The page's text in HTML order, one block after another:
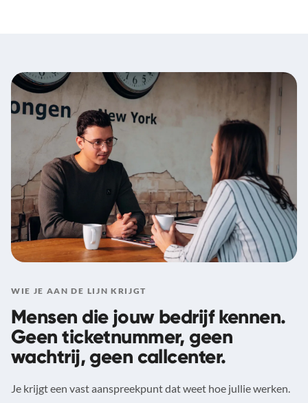
WIE JE AAN DE LIJN KRIJGT
Mensen die jouw bedrijf kennen.
Geen ticketnummer, geen
wachtrij, geen callcenter.
Je krijgt een vast aanspreekpunt dat weet hoe jullie werken.